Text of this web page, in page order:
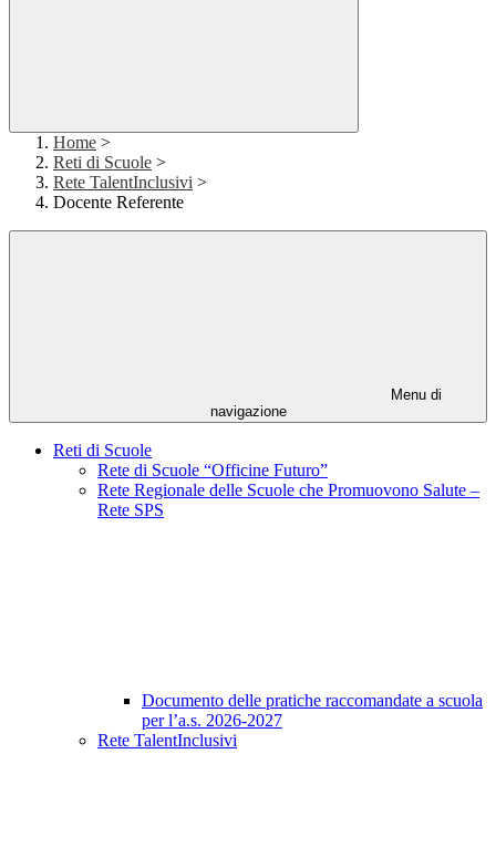
Home >
Reti di Scuole >
Rete TalentInclusivi >
Docente Referente
Menu di
navigazione
Reti di Scuole
Rete di Scuole “Officine Futuro”
Rete Regionale delle Scuole che Promuovono Salute –
Rete SPS
Documento delle pratiche raccomandate a scuola
per l’a.s. 2026-2027
Rete TalentInclusivi